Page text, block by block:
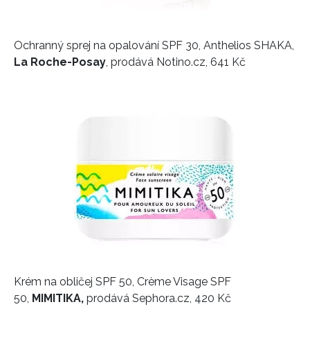
Ochranný sprej na opalování SPF 30, Anthelios SHAKA,
La Roche-Posay, prodává Notino.cz, 641 Kč
Krém na obličej SPF 50, Crème Visage SPF
50, MIMITIKA, prodává Sephora.cz, 420 Kč